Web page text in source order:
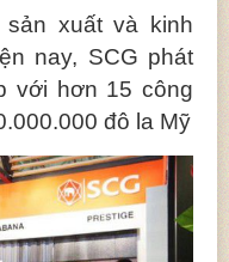
xuất và kinh
nay, SCG phát
với hơn 15 công
đô la Mỹ